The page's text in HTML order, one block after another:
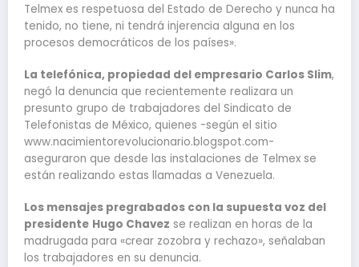
Telmex es respetuosa del Estado de Derecho y nunca ha
tenido, no tiene, ni tendrá injerencia alguna en los
procesos democráticos de los países».
La telefónica, propiedad del empresario Carlos Slim,
negó la denuncia que recientemente realizara un
presunto grupo de trabajadores del Sindicato de
Telefonistas de México, quienes -según el sitio
www.nacimientorevolucionario.blogspot.com-
aseguraron que desde las instalaciones de Telmex se
están realizando estas llamadas a Venezuela.
Los mensajes pregrabados con la supuesta voz del
presidente Hugo Chavez se realizan en horas de la
madrugada para «crear zozobra y rechazo», señalaban
los trabajadores en su denuncia.